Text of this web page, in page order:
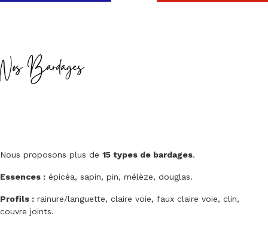
Nos Bardages
Nous proposons plus de 15 types de bardages.
Essences : épicéa, sapin, pin, mélèze, douglas.
Profils : rainure/languette, claire voie, faux claire voie, clin,
couvre joints.